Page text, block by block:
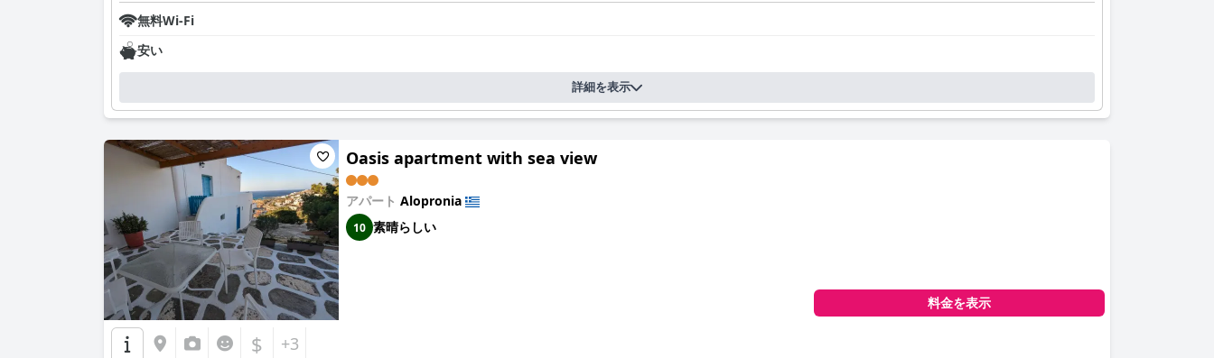
無料Wi-Fi
安い
詳細を表示
Oasis apartment with sea view
アパート Alopronia
10 素晴らしい
料金を表示
$ +3